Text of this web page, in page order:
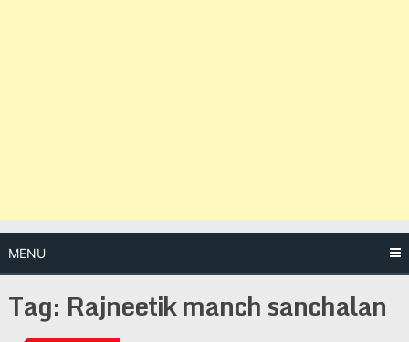
MENU
Tag: Rajneetik manch sanchalan